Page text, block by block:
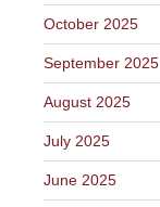
October 2025
September 2025
August 2025
July 2025
June 2025